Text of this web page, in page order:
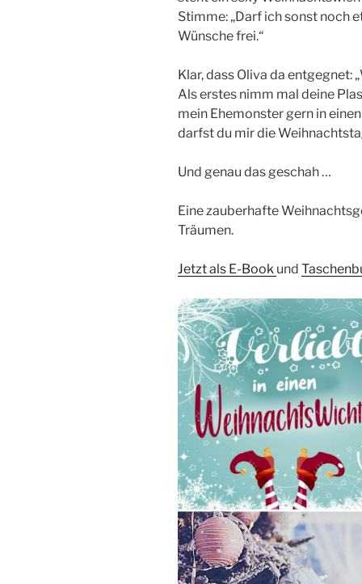
Stimme: „Darf ich sonst noch
Wünsche frei.“
Klar, dass Oliva da entgegnet:
Als erstes nimm mal deine
mein Ehemonster gern in
darfst du mir die
Und genau das geschah …
Eine zauberhafte
Träumen.
Jetzt als E-Book und